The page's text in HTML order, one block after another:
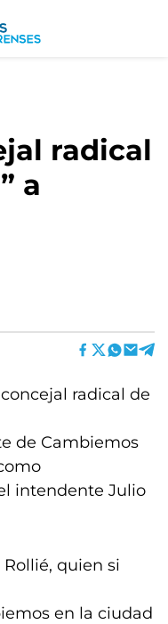
radical
a
concejal radical de
de Cambiemos
intendente Julio
quien si
en la ciudad